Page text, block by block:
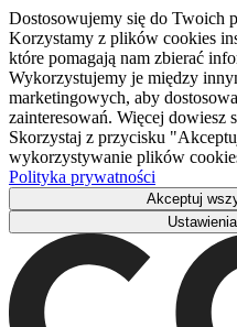
Dostosowujemy się do Twoich
Korzystamy z plików cookies
które pomagają nam zbierać
Wykorzystujemy je między
marketingowych, aby
zainteresowań. Więcej dowiesz
Skorzystaj z przycisku
wykorzystywanie plików
Polityka prywatności
Akceptuj